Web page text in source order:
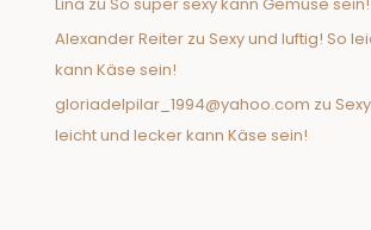
Alexander Reiter zu Sexy und luftig! So
kann Käse sein!
gloriadelpilar_1994@yahoo.com zu
leicht und lecker kann Käse sein!